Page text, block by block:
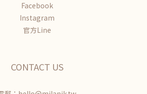
Facebook
Instagram
官方Line
CONTACT US